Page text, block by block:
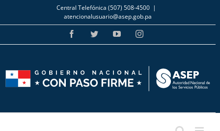
Skip
to
content
Central Telefónica (507) 508-4500 |
atencionalusuario@asep.gob.pa
FacebookTwitterYouTubeInstagram